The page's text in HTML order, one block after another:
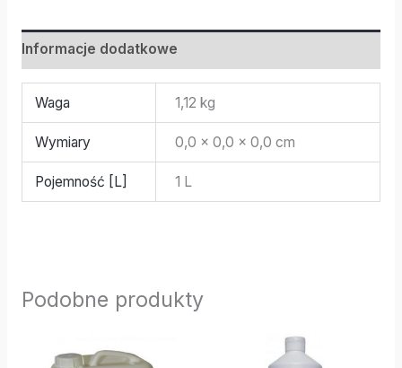
Informacje dodatkowe
Waga 1,12 kg
Wymiary 0,0 × 0,0 × 0,0 cm
Pojemność [L] 1 L
Podobne produkty